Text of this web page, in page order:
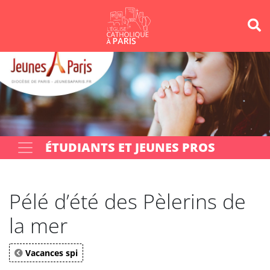
Votre recherche OK
ÉTUDIANTS ET JEUNES PROS
Pélé d’été des Pèlerins de
la mer
Vacances spi
Panneau de gestion des cookies